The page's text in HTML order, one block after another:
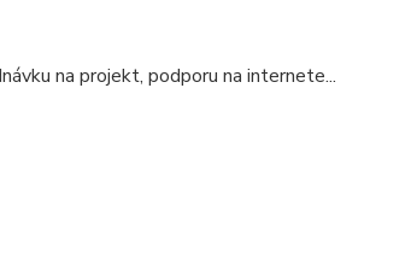
na projekt, podporu na internete...